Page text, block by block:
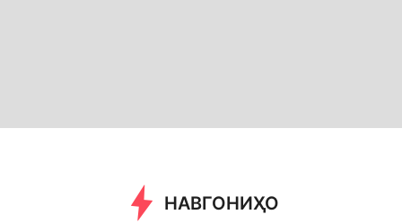
НАВГОНИҲО